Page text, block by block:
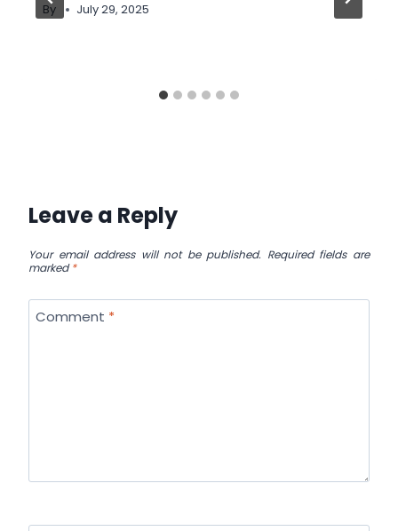
By July 29, 2025
Leave a Reply
Your email address will not be published. Required fields are
marked*
Comment *